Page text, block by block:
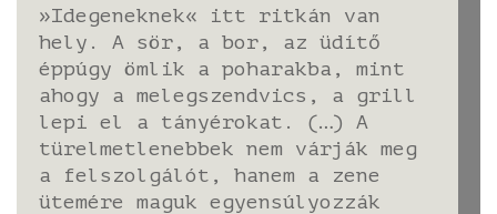
»Idegeneknek« itt ritkán van
hely. A sör, a bor, az üdítő
éppúgy ömlik a poharakba, mint
ahogy a melegszendvics, a grill
lepi el a tányérokat. (…) A
türelmetlenebbek nem várják meg
a felszolgálót, hanem a zene
ütemére maguk egyensúlyozzák